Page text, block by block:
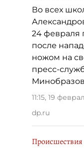
Во всех
24 февраля
после
ножом на
пресс-
11:15, 19
dp.ru
Происшествия